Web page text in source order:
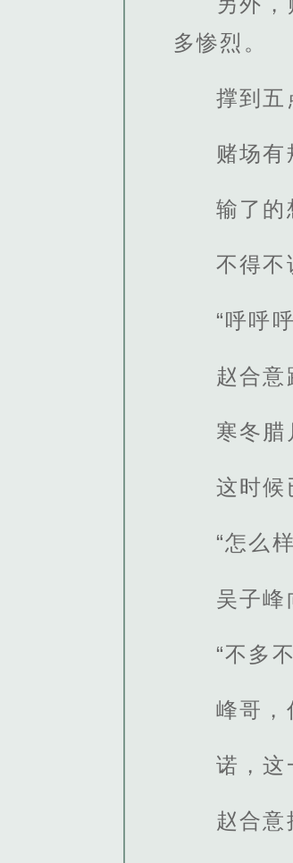
多惨烈。
撑到五
赌场有
输了的
不得不
“呼
赵合意
寒冬腊
这时候
“怎么
吴子峰
“不多
峰哥，
诺，这
赵合意